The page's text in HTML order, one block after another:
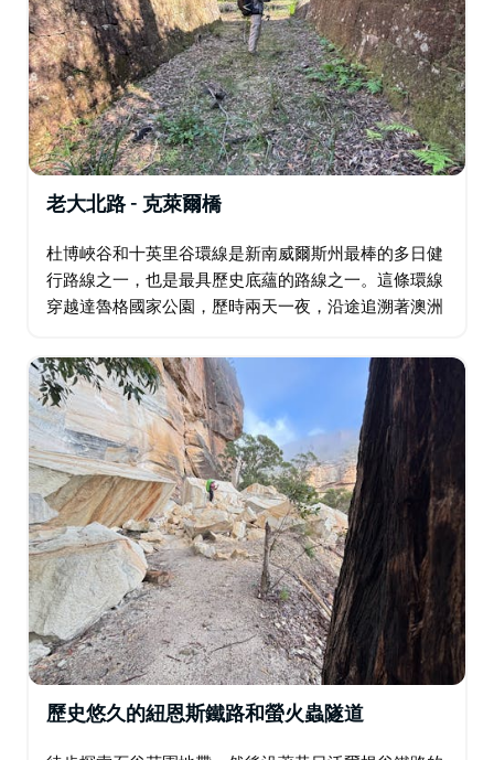
管理局的許可，並且是新南威爾斯和澳洲首都領地戶外協
會（Outdoors NSW and ACT）的成員。
這些體驗吸引著充滿好奇心的旅行者、歷史愛好者、徒步
愛好者以及喜歡在探索大自然的同時學習的家庭。每次健
行之旅都融合了故事敘述、歷史文化解讀和戶外探險，為
您打造難忘的澳洲叢林體驗。
老大北路 - 克萊爾橋
杜博峽谷和十英里谷環線是新南威爾斯州最棒的多日健
行路線之一，也是最具歷史底蘊的路線之一。這條環線
穿越達魯格國家公園，歷時兩天一夜，沿途追溯著澳洲
橋和牧道，這些設施自二十世紀中葉以來基本保持原
貌。…
歷史悠久的紐恩斯鐵路和螢火蟲隧道